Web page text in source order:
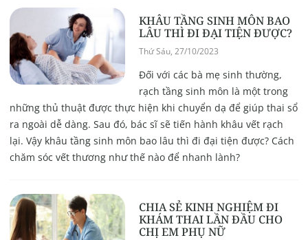
KHÂU TẦNG SINH MÔN BAO
LÂU THÌ ĐI ĐẠI TIỆN ĐƯỢC?
Thứ Sáu, 27/10/2023
Đối với các bà mẹ sinh thường,
rạch tầng sinh môn là một trong
những thủ thuật được thực hiện khi chuyển dạ để giúp thai sổ
ra ngoài dễ dàng. Sau đó, bác sĩ sẽ tiến hành khâu vết rạch
lại. Vậy khâu tầng sinh môn bao lâu thì đi đại tiện được? Cách
chăm sóc vết thương như thế nào để nhanh lành?
CHIA SẺ KINH NGHIỆM ĐI
KHÁM THAI LẦN ĐẦU CHO
CHỊ EM PHỤ NỮ